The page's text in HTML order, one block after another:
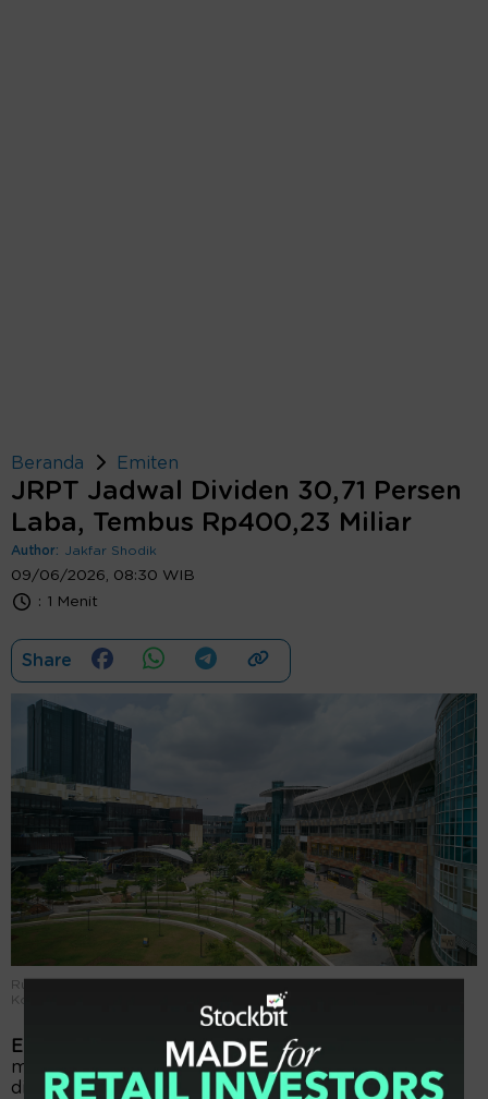
Beranda Emiten
JRPT Jadwal Dividen 30,71 Persen
Laba, Tembus Rp400,23 Miliar
Author: Jakfar Shodik
09/06/2026, 08:30 WIB
: 1 Menit
Share
Ruang terbuka hijau terhampar luas di halaman Bintaro Exchange,
Kota Tangsel, Banten. FOTO - ISTIMEWA
EmitenNews.com - Jaya Real Property (JRPT) akan
menebar dividen tunai Rp400,23 miliar. Besaran
dividen itu, diambil sekitar 30,71 persen dari torehan